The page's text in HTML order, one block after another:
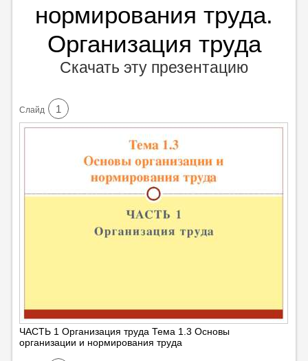
нормирования труда.
Организация труда
Скачать эту презентацию
Cлайд 1
ЧАСТЬ 1 Организация труда Тема 1.3 Основы
организации и нормирования труда